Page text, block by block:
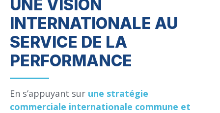
UNE VISION
INTERNATIONALE AU
SERVICE DE LA
PERFORMANCE
En s’appuyant sur une stratégie
commerciale internationale commune et